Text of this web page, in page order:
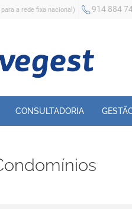
a rede fixa nacional) 914 884
CONSULTADORIA